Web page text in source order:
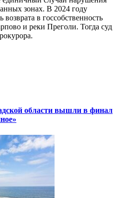
зонах. В 2024 году
в госсобственность
и реки Преголи. Тогда суд
области вышли в финал